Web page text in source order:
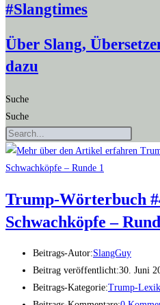
#Slangtimes
Über Slang,
dazu
Suche
Suche
Trump-Wör­ter­buch
Schwach­köp­fe –
Beitrags-Autor:SlangGuy
Beitrag veröffentlicht:30. Juni
Beitrags-Kategorie:Trump-